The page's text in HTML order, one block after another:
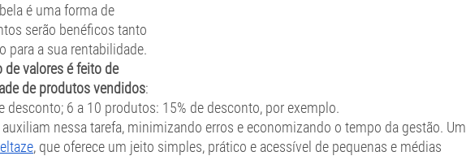
é uma forma de
serão benéficos tanto
para a sua rentabilidade.
de valores é feito de
de produtos vendidos:
desconto; 6 a 10 produtos: 15% de desconto, por exemplo.
nessa tarefa, minimizando erros e economizando o tempo da gestão. Um
, que oferece um jeito simples, prático e acessível de pequenas e médias